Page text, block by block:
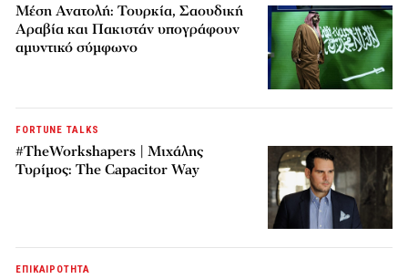
Μέση Ανατολή: Τουρκία, Σαουδική
Αραβία και Πακιστάν υπογράφουν
αμυντικό σύμφωνο
FORTUNE TALKS
#TheWorkshapers | Μιχάλης
Τυρίμος: The Capacitor Way
ΕΠΙΚΑΙΡΟΤΗΤΑ